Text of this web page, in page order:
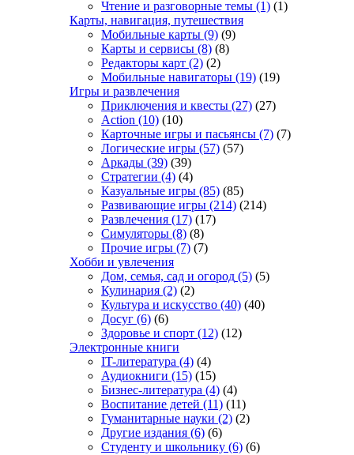
Чтение и разговорные темы (1) (1)
Карты, навигация, путешествия
Мобильные карты (9) (9)
Карты и сервисы (8) (8)
Редакторы карт (2) (2)
Мобильные навигаторы (19) (19)
Игры и развлечения
Приключения и квесты (27) (27)
Action (10) (10)
Карточные игры и пасьянсы (7) (7)
Логические игры (57) (57)
Аркады (39) (39)
Стратегии (4) (4)
Казуальные игры (85) (85)
Развивающие игры (214) (214)
Развлечения (17) (17)
Симуляторы (8) (8)
Прочие игры (7) (7)
Хобби и увлечения
Дом, семья, сад и огород (5) (5)
Кулинария (2) (2)
Культура и искусство (40) (40)
Досуг (6) (6)
Здоровье и спорт (12) (12)
Электронные книги
IT-литература (4) (4)
Аудиокниги (15) (15)
Бизнес-литература (4) (4)
Воспитание детей (11) (11)
Гуманитарные науки (2) (2)
Другие издания (6) (6)
Студенту и школьнику (6) (6)